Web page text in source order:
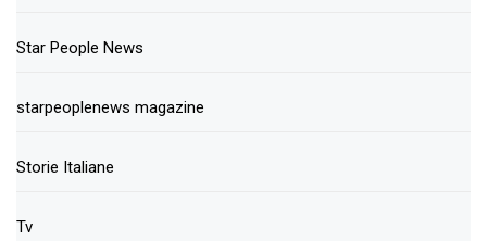
Star People News
starpeoplenews magazine
Storie Italiane
Tv